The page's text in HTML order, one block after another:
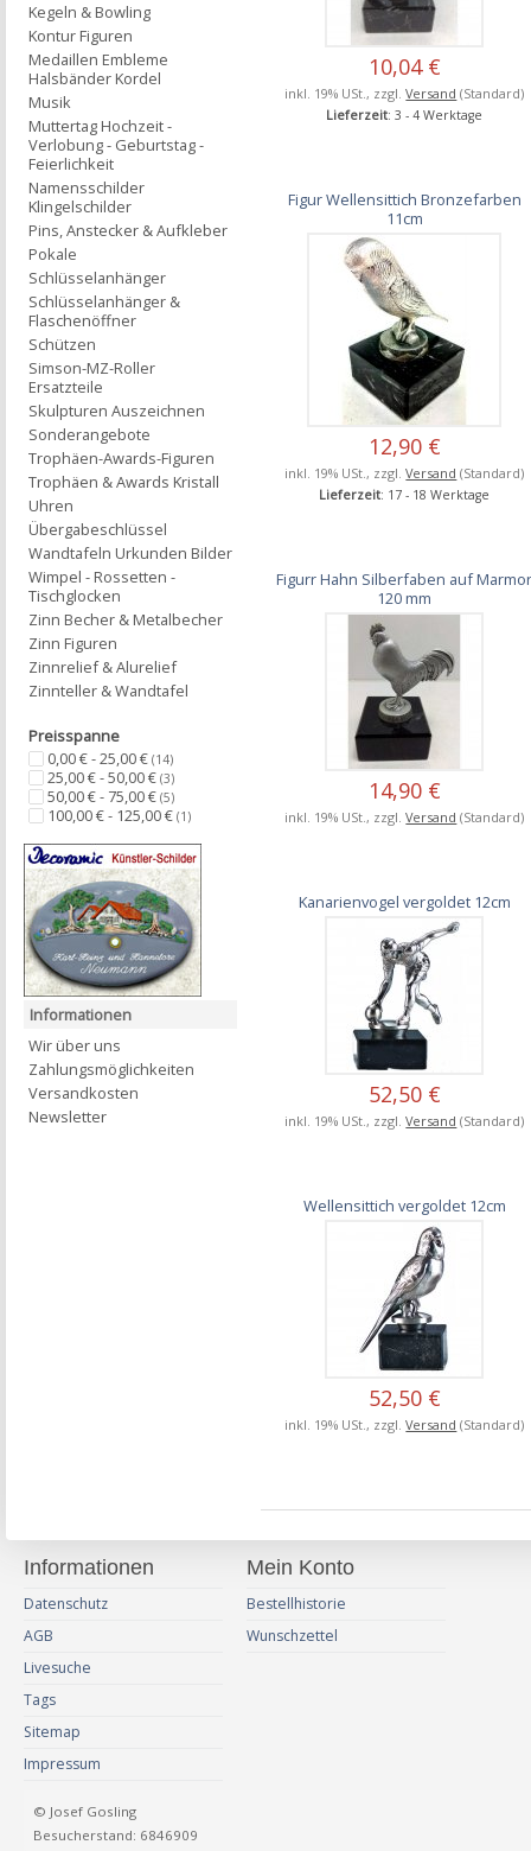
10,04 €
inkl. 19% USt., zzgl.Versand (Standard)
Lieferzeit: 3 - 4 Werktage
Figur Wellensittich Bronzefarben
11cm
12,90 €
inkl. 19% USt., zzgl.Versand (Standard)
Lieferzeit: 17 - 18 Werktage
Figurr Hahn Silberfaben auf
120 mm
14,90 €
inkl. 19% USt., zzgl.Versand (Standard)
Kanarienvogel vergoldet 12cm
52,50 €
inkl. 19% USt., zzgl.Versand (Standard)
Wellensittich vergoldet 12cm
52,50 €
inkl. 19% USt., zzgl.Versand (Standard)
Kegeln & Bowling
Kontur Figuren
Medaillen Embleme
Halsbänder Kordel
Musik
Muttertag Hochzeit -
Verlobung - Geburtstag -
Feierlichkeit
Namensschilder
Klingelschilder
Pins, Anstecker & Aufkleber
Pokale
Schlüsselanhänger
Schlüsselanhänger &
Flaschenöffner
Schützen
Simson-MZ-Roller
Ersatzteile
Skulpturen Auszeichnen
Sonderangebote
Trophäen-Awards-Figuren
Trophäen & Awards Kristall
Uhren
Übergabeschlüssel
Wandtafeln Urkunden Bilder
Wimpel - Rossetten -
Tischglocken
Zinn Becher & Metalbecher
Zinn Figuren
Zinnrelief & Alurelief
Zinnteller & Wandtafel
Preisspanne
0,00 € - 25,00 € (14)
25,00 € - 50,00 € (3)
50,00 € - 75,00 € (5)
100,00 € - 125,00 € (1)
Informationen
Wir über uns
Zahlungsmöglichkeiten
Versandkosten
Newsletter
Informationen
Datenschutz
AGB
Livesuche
Tags
Sitemap
Impressum
Mein Konto
Bestellhistorie
Wunschzettel
© Josef Gosling
Besucherstand: 6846909